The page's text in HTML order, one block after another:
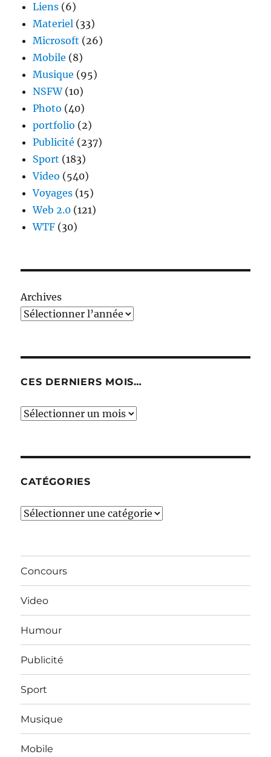
Liens (6)
Materiel (33)
Microsoft (26)
Mobile (8)
Musique (95)
NSFW(10)
Photo (40)
portfolio (2)
Publicité (237)
Sport (183)
Video (540)
Voyages (15)
Web 2.0 (121)
WTF (30)
Archives
CES DERNIERS MOIS…
Ces
CATÉGORIES
Catégories
Concours
Video
Humour
Publicité
Sport
Musique
Mobile